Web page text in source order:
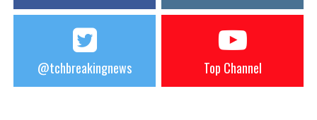
@tchbreakingnews Top Channel